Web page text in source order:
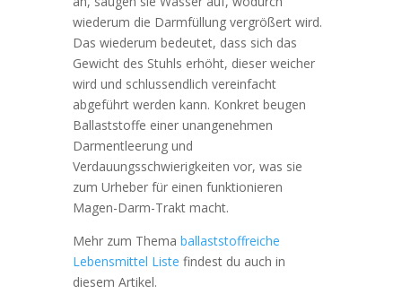
wiederum die Darmfüllung vergrößert wird.
Das wiederum bedeutet, dass sich das
Gewicht des Stuhls erhöht, dieser weicher
wird und schlussendlich vereinfacht
abgeführt werden kann. Konkret beugen
Ballaststoffe einer unangenehmen
Darmentleerung und
Verdauungsschwierigkeiten vor, was sie
zum Urheber für einen funktionieren
Magen-Darm-Trakt macht.
Mehr zum Thema ballaststoffreiche
Lebensmittel Liste findest du auch in
diesem Artikel.